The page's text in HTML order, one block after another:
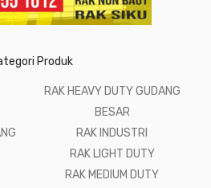
Produk
RAK HEAVY DUTY GUDANG
BESAR
RAK INDUSTRI
RAK LIGHT DUTY
RAK MEDIUM DUTY